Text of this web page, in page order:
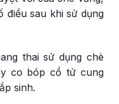
điều sau khi sử dụng
thai sử dụng chè
co bóp cổ tử cung
sinh.